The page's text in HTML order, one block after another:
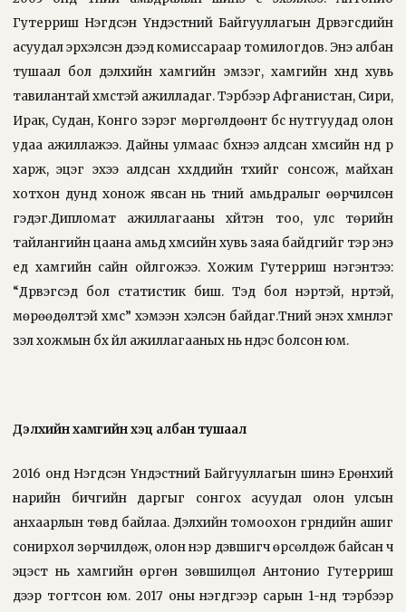
Гутерриш Нэгдсэн Үндэстний Байгууллагын Дүрвэгсдийн
асуудал эрхэлсэн дээд комиссараар томилогдов. Энэ албан
тушаал бол дэлхийн хамгийн эмзэг, хамгийн хүнд хувь
тавилантай хүмүүстэй ажилладаг. Тэрбээр Афганистан, Сири,
Ирак, Судан, Конго зэрэг мөргөлдөөнт бүс нутгуудад олон
удаа ажиллажээ. Дайны улмаас бүхнээ алдсан хүмүүсийн нүд рүү
харж, эцэг эхээ алдсан хүүхдүүдийн түүхийг сонсож, майхан
хотхон дунд хонож явсан нь түүний амьдралыг өөрчилсөн
гэдэг.Дипломат ажиллагааны хүйтэн тоо, улс төрийн
тайлангийн цаана амьд хүмүүсийн хувь заяа байдгийг тэр энэ
үед хамгийн сайн ойлгожээ. Хожим Гутерриш нэгэнтээ:
“Дүрвэгсэд бол статистик биш. Тэд бол нэртэй, нүүртэй,
мөрөөдөлтэй хүмүүс” хэмээн хэлсэн байдаг.Түүний энэхүү хүмүүнлэг
үзэл хожмын бүх үйл ажиллагааных нь үндэс болсон юм.
Дэлхийн хамгийн хэцүү албан тушаал
2016 онд Нэгдсэн Үндэстний Байгууллагын шинэ Ерөнхий
нарийн бичгийн даргыг сонгох асуудал олон улсын
анхаарлын төвд байлаа. Дэлхийн томоохон гүрнүүдийн ашиг
сонирхол зөрчилдөж, олон нэр дэвшигч өрсөлдөж байсан ч
эцэст нь хамгийн өргөн зөвшилцөл Антонио Гутерриш
дээр тогтсон юм. 2017 оны нэгдүгээр сарын 1-нд тэрбээр